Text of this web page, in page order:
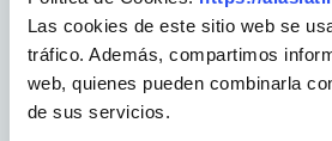
Las cookies de este sitio web se
tráfico. Además, compartimos
web, quienes pueden combinarla
de sus servicios.